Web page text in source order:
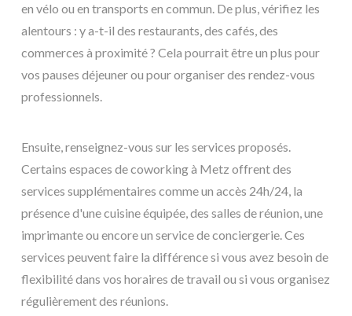
en vélo ou en transports en commun. De plus, vérifiez les
alentours : y a-t-il des restaurants, des cafés, des
commerces à proximité ? Cela pourrait être un plus pour
vos pauses déjeuner ou pour organiser des rendez-vous
professionnels.
Ensuite, renseignez-vous sur les services proposés.
Certains espaces de coworking à Metz offrent des
services supplémentaires comme un accès 24h/24, la
présence d'une cuisine équipée, des salles de réunion, une
imprimante ou encore un service de conciergerie. Ces
services peuvent faire la différence si vous avez besoin de
flexibilité dans vos horaires de travail ou si vous organisez
régulièrement des réunions.